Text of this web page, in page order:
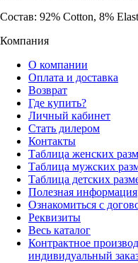
Состав: 92% Cotton, 8%
Компания
О компании
Оплата и доставка
Возврат
Где купить?
Личный кабинет
Стать дилером
Контакты
Таблица женских
Таблица мужских
Таблица детских
Полезная информация
Ознакомиться с
Реквизиты
Весь каталог
Контрактное
индивидуальный